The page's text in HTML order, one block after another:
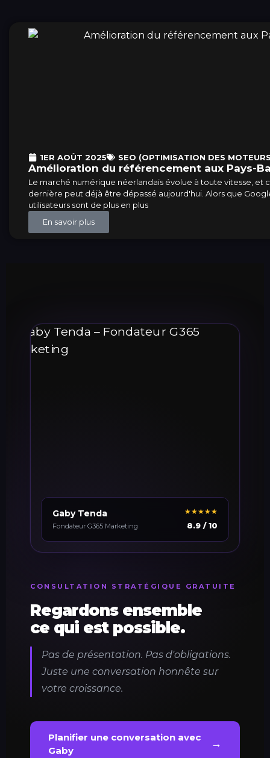
1ER AOÛT 2025 SEO (OPTIMISATION DES
Amélioration du référencement aux Pays-
Le marché numérique néerlandais évolue à toute vitesse,
dernière peut déjà être dépassé aujourd'hui. Alors que
utilisateurs sont de plus en plus
En savoir plus
CONSULTATION STRATÉGIQUE GRATUITE
Regardons ensemble
ce qui est possible.
Pas de présentation. Pas d'obligations.
Juste une conversation honnête sur
votre croissance.
Planifier une conversation avec
Gaby
→
Gaby Tenda
Fondateur G365 Marketing
★★★★★
8.9 / 10